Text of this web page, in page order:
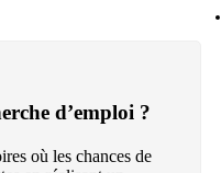
d’emploi ?
où les chances de